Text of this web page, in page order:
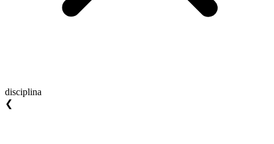
disciplina
❮